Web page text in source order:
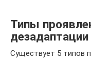
Типы
дезадаптации
Существует 5 типов